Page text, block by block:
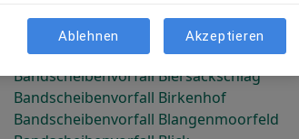
Bandscheibenvorfall Beurenermühle
Bandscheibenvorfall Bicken
Bandscheibenvorfall Biersackschlag
Bandscheibenvorfall Birkenhof
Bandscheibenvorfall Blangenmoorfeld
Ablehnen Akzeptieren